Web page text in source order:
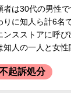
者は30代の男性
りに知人ら計6名
ンスストアに呼
知人の一人と女性
行しました。しか
起訴処分